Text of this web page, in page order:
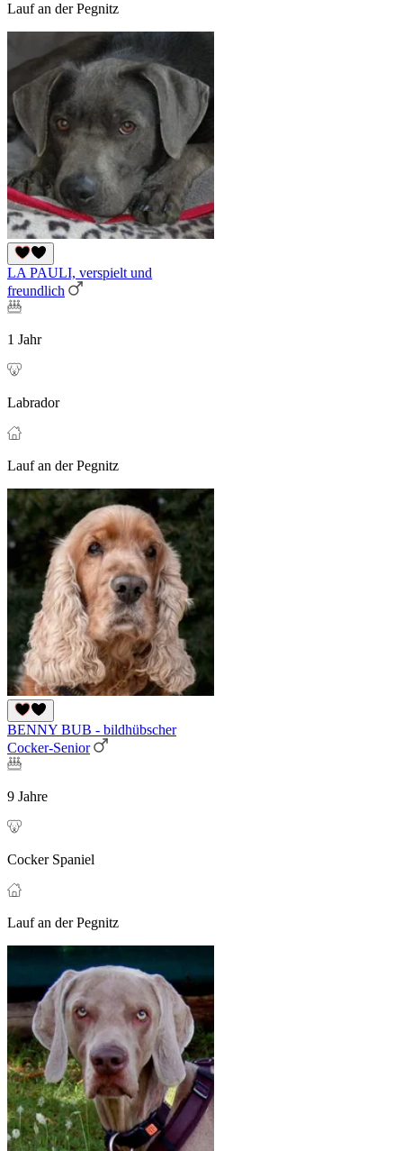
Lauf an der Pegnitz
LA PAULI, verspielt und
freundlich
1 Jahr
Labrador
Lauf an der Pegnitz
BENNY BUB - bildhübscher
Cocker-Senior
9 Jahre
Cocker Spaniel
Lauf an der Pegnitz